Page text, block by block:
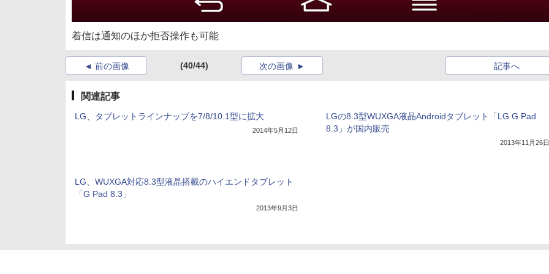
着信は通知のほか拒否操作も可能
前の画像 (40/44) 記事へ
次の画像
関連記事
LG、タブレットラインナップを7/8/10.1型に拡大
2014年5月12日
LGの8.3型WUXGA液晶Androidタブレット「LG G Pad
8.3」が国内販売
2013年11月26日
LG、WUXGA対応8.3型液晶搭載のハイエンドタブレット
「G Pad 8.3」
2013年9月3日